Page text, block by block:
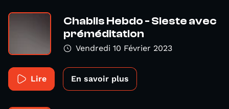
Chablis Hebdo - Sieste avec
préméditation
Vendredi 10 Février 2023
Lire En savoir plus